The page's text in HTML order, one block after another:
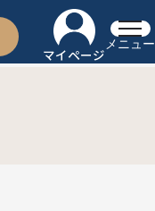
マイページ
メニュー